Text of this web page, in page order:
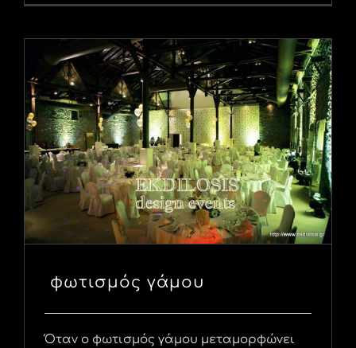
φωτισμός γάμου
Όταν ο φωτισμός γάμου μεταμορφώνει